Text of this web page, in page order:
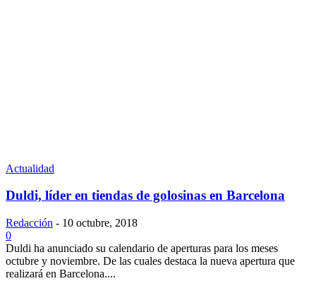
Actualidad
Duldi, líder en tiendas de golosinas en Barcelona
Redacción - 10 octubre, 2018
0
Duldi ha anunciado su calendario de aperturas para los meses
octubre y noviembre. De las cuales destaca la nueva apertura que
realizará en Barcelona....